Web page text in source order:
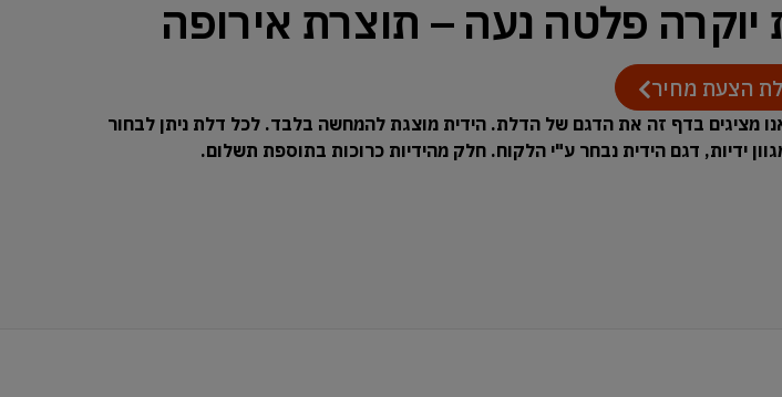
יוקרה פלטה נעה – תוצרת אירופה
הצעת מחיר
מציגים בדף זה את הדגם של הדלת. הידית מוצגת להמחשה בלבד. לכל דלת ניתן לבחור
ידיות, דגם הידית נבחר ע"י הלקוח. חלק מהידיות כרוכות בתוספת תשלום.